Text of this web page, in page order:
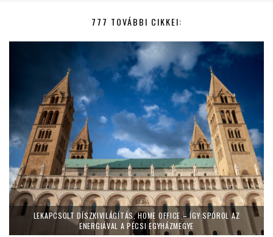
777 TOVÁBBI CIKKEI:
LEKAPCSOLT DÍSZKIVILÁGÍTÁS, HOME OFFICE – ÍGY SPÓROL AZ
ENERGIÁVAL A PÉCSI EGYHÁZMEGYE